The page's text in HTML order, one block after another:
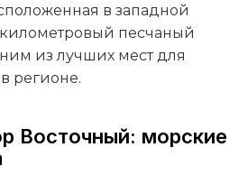
в западной
километровый песчаный
из лучших мест для
регионе.
Восточный: морские